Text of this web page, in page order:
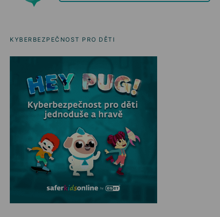
KYBERBEZPEČNOST PRO DĚTI